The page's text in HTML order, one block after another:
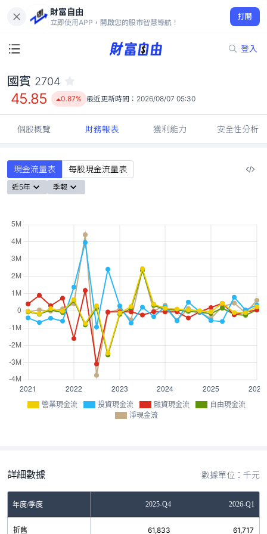
財富自由
立即使用APP，開啟您的股市智慧導航！
打開
登入
45.85
0.87%
國賓 2704
45.85 0.87% 最近更新時間： 2026/08/07 05:30
個股概覽 財務報表 獲利能力 安全性分析
現金流量表 每股現金流量表
近5年 季報
營業現金流 投資現金流 融資現金流
自由現金流
淨現金流
詳細數據 數據單位：千元
年度/季度 2025-Q4 2026-Q1
折舊 61,833 61,717